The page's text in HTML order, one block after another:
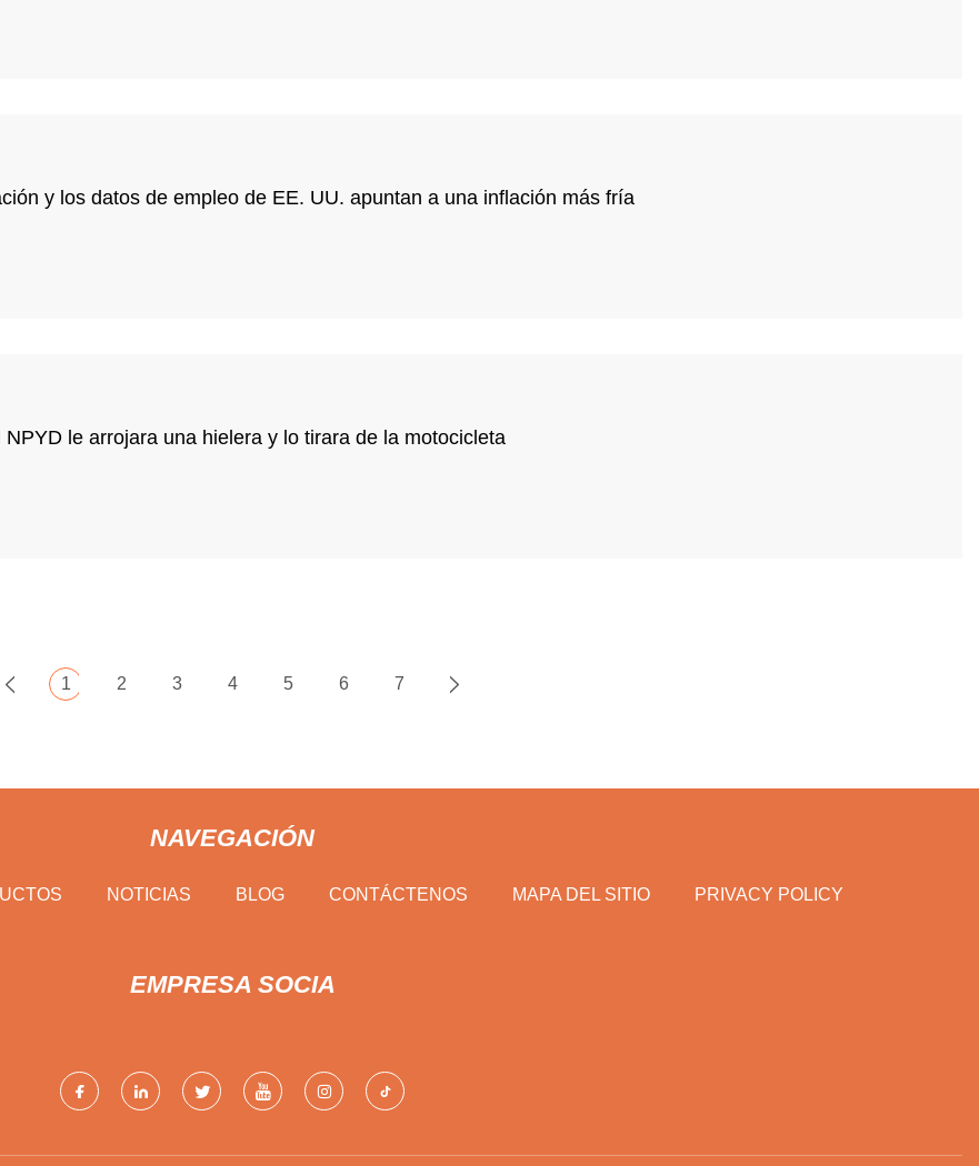
y los datos de empleo de EE. UU. apuntan a una inflación más fría
le arrojara una hielera y lo tirara de la motocicleta
1 2 3 4 5 6 7
NAVEGACIÓN
NOTICIAS BLOG CONTÁCTENOS MAPA DEL SITIO PRIVACY POLICY
EMPRESA SOCIA